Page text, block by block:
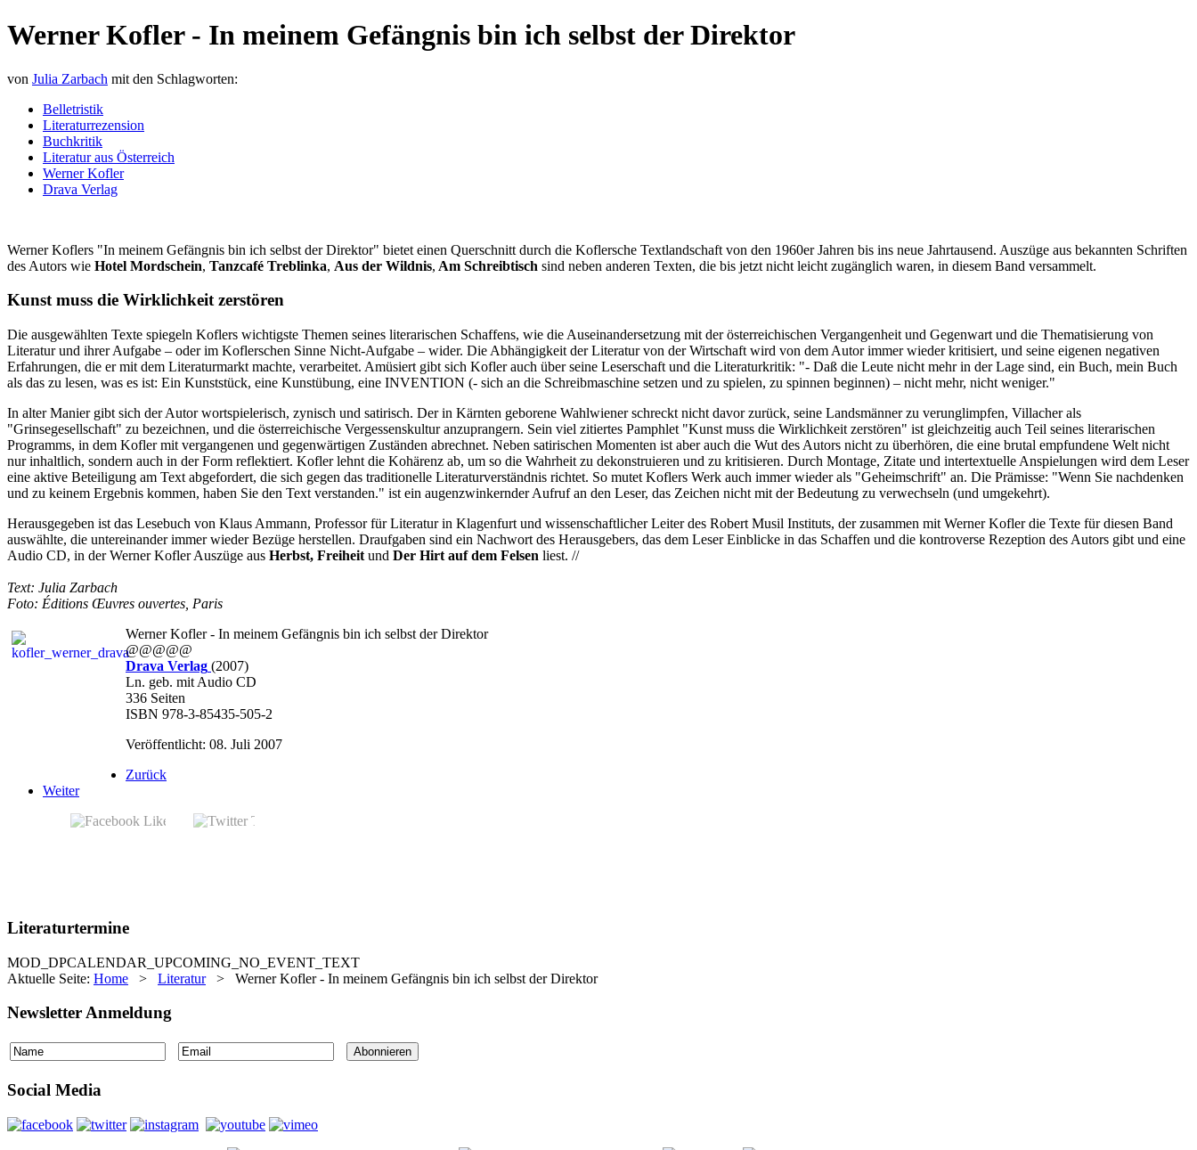
Werner Kofler - In meinem Gefängnis bin ich selbst der Direktor
von Julia Zarbach mit den Schlagworten:
Belletristik
Literaturrezension
Buchkritik
Literatur aus Österreich
Werner Kofler
Drava Verlag
Werner Koflers "In meinem Gefängnis bin ich selbst der Direktor" bietet einen Querschnitt durch die Koflersche Textlandschaft von den 1960er Jahren bis ins neue Jahrtausend. Auszüge aus bekannten Schriften
des Autors wie Hotel Mordschein, Tanzcafé Treblinka, Aus der Wildnis, Am Schreibtisch sind neben anderen Texten, die bis jetzt nicht leicht zugänglich waren, in diesem Band versammelt.
Kunst muss die Wirklichkeit zerstören
Die ausgewählten Texte spiegeln Koflers wichtigste Themen seines literarischen Schaffens, wie die Auseinandersetzung mit der österreichischen Vergangenheit und Gegenwart und die Thematisierung von
Literatur und ihrer Aufgabe – oder im Koflerschen Sinne Nicht-Aufgabe – wider. Die Abhängigkeit der Literatur von der Wirtschaft wird von dem Autor immer wieder kritisiert, und seine eigenen negativen
Erfahrungen, die er mit dem Literaturmarkt machte, verarbeitet. Amüsiert gibt sich Kofler auch über seine Leserschaft und die Literaturkritik: "- Daß die Leute nicht mehr in der Lage sind, ein Buch, mein Buch
als das zu lesen, was es ist: Ein Kunststück, eine Kunstübung, eine INVENTION (- sich an die Schreibmaschine setzen und zu spielen, zu spinnen beginnen) – nicht mehr, nicht weniger."
In alter Manier gibt sich der Autor wortspielerisch, zynisch und satirisch. Der in Kärnten geborene Wahlwiener schreckt nicht davor zurück, seine Landsmänner zu verunglimpfen, Villacher als
"Grinsegesellschaft" zu bezeichnen, und die österreichische Vergessenskultur anzuprangern. Sein viel zitiertes Pamphlet "Kunst muss die Wirklichkeit zerstören" ist gleichzeitig auch Teil seines literarischen
Programms, in dem Kofler mit vergangenen und gegenwärtigen Zuständen abrechnet. Neben satirischen Momenten ist aber auch die Wut des Autors nicht zu überhören, die eine brutal empfundene Welt nicht
nur inhaltlich, sondern auch in der Form reflektiert. Kofler lehnt die Kohärenz ab, um so die Wahrheit zu dekonstruieren und zu kritisieren. Durch Montage, Zitate und intertextuelle Anspielungen wird dem Leser
eine aktive Beteiligung am Text abgefordert, die sich gegen das traditionelle Literaturverständnis richtet. So mutet Koflers Werk auch immer wieder als "Geheimschrift" an. Die Prämisse: "Wenn Sie nachdenken
und zu keinem Ergebnis kommen, haben Sie den Text verstanden." ist ein augenzwinkernder Aufruf an den Leser, das Zeichen nicht mit der Bedeutung zu verwechseln (und umgekehrt).
Herausgegeben ist das Lesebuch von Klaus Ammann, Professor für Literatur in Klagenfurt und wissenschaftlicher Leiter des Robert Musil Instituts, der zusammen mit Werner Kofler die Texte für diesen Band
auswählte, die untereinander immer wieder Bezüge herstellen. Draufgaben sind ein Nachwort des Herausgebers, das dem Leser Einblicke in das Schaffen und die kontroverse Rezeption des Autors gibt und eine
Audio CD, in der Werner Kofler Auszüge aus Herbst, Freiheit und Der Hirt auf dem Felsen liest. //
Text: Julia Zarbach
Foto: Éditions Œuvres ouvertes, Paris
Werner Kofler - In meinem Gefängnis bin ich selbst der Direktor
@@@@@
Drava Verlag (2007)
Ln. geb. mit Audio CD
336 Seiten
ISBN 978-3-85435-505-2
Veröffentlicht: 08. Juli 2007
Zurück
Weiter
Literaturtermine
MOD_DPCALENDAR_UPCOMING_NO_EVENT_TEXT
Aktuelle Seite: Home > Literatur > Werner Kofler - In meinem Gefängnis bin ich selbst der Direktor
Newsletter Anmeldung
Social Media